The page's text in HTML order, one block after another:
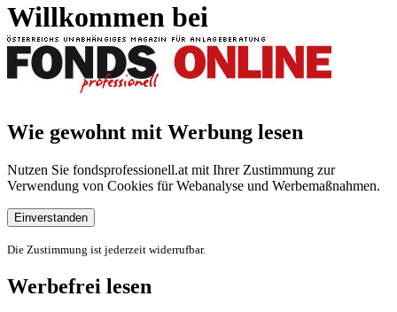
Willkommen bei
Wie gewohnt mit Werbung lesen
Nutzen Sie fondsprofessionell.at mit Ihrer Zustimmung zur
Verwendung von Cookies für Webanalyse und Werbemaßnahmen.
Einverstanden
Die Zustimmung ist jederzeit widerrufbar.
Werbefrei lesen